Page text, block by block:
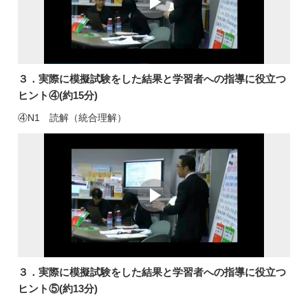
３．実際に模擬試験をした結果と学習者への指導に役立つ
ヒント④(約15分)
④N1 読解（統合理解）
３．実際に模擬試験をした結果と学習者への指導に役立つ
ヒント⑤(約13分)